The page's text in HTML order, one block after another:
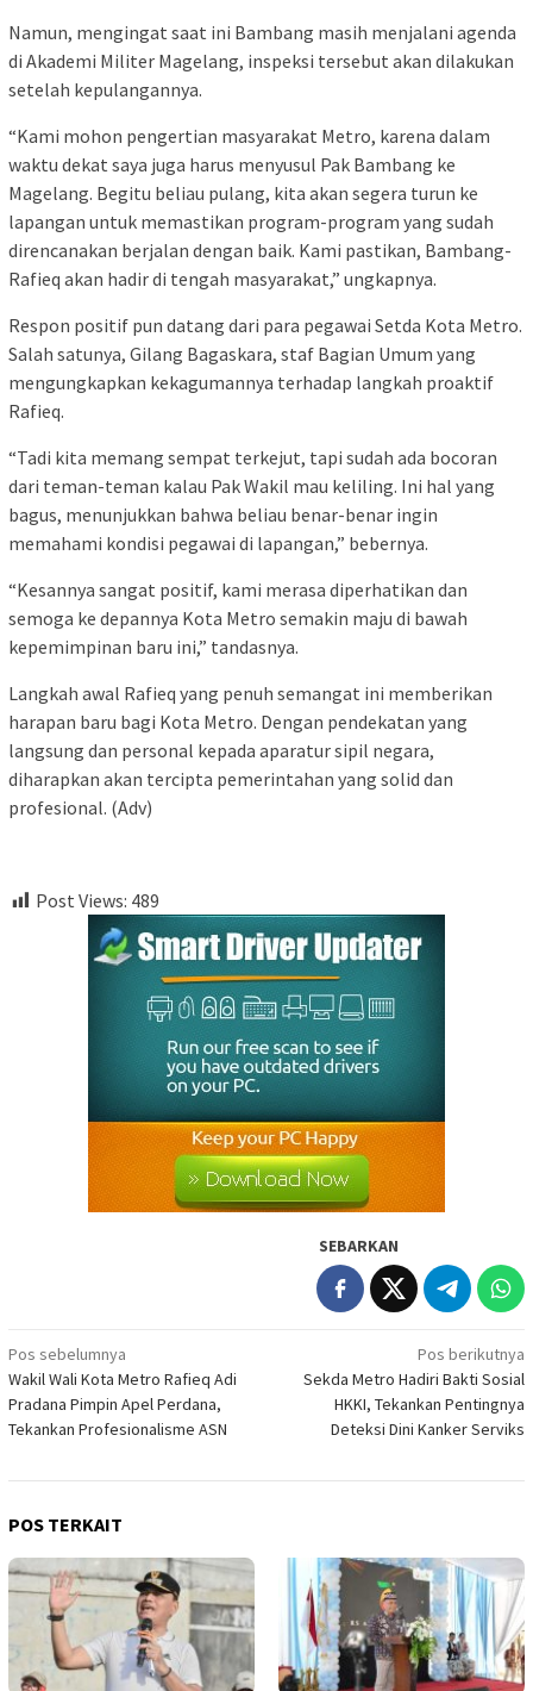
Namun, mengingat saat ini Bambang masih menjalani agenda
di Akademi Militer Magelang, inspeksi tersebut akan dilakukan
setelah kepulangannya.
“Kami mohon pengertian masyarakat Metro, karena dalam
waktu dekat saya juga harus menyusul Pak Bambang ke
Magelang. Begitu beliau pulang, kita akan segera turun ke
lapangan untuk memastikan program-program yang sudah
direncanakan berjalan dengan baik. Kami pastikan, Bambang-
Rafieq akan hadir di tengah masyarakat,” ungkapnya.
Respon positif pun datang dari para pegawai Setda Kota Metro.
Salah satunya, Gilang Bagaskara, staf Bagian Umum yang
mengungkapkan kekagumannya terhadap langkah proaktif
Rafieq.
“Tadi kita memang sempat terkejut, tapi sudah ada bocoran
dari teman-teman kalau Pak Wakil mau keliling. Ini hal yang
bagus, menunjukkan bahwa beliau benar-benar ingin
memahami kondisi pegawai di lapangan,” bebernya.
“Kesannya sangat positif, kami merasa diperhatikan dan
semoga ke depannya Kota Metro semakin maju di bawah
kepemimpinan baru ini,” tandasnya.
Langkah awal Rafieq yang penuh semangat ini memberikan
harapan baru bagi Kota Metro. Dengan pendekatan yang
langsung dan personal kepada aparatur sipil negara,
diharapkan akan tercipta pemerintahan yang solid dan
profesional. (Adv)
Post Views: 489
SEBARKAN
Navigasi
pos
Pos sebelumnya
Wakil Wali Kota Metro Rafieq Adi
Pradana Pimpin Apel Perdana,
Tekankan Profesionalisme ASN
Pos berikutnya
Sekda Metro Hadiri Bakti Sosial
HKKI, Tekankan Pentingnya
Deteksi Dini Kanker Serviks
POS TERKAIT